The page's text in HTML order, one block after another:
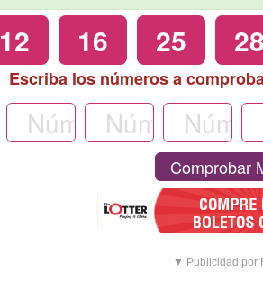
12 16 25 28
Escriba los números a
Comprobar
▼ Publicidad por